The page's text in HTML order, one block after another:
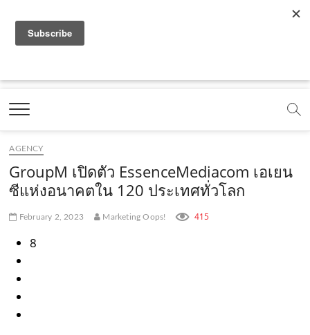
a
e
b
o
o
k
o
t
b
.
x
.
c
e
m
t
g
a
t
k
c
Marketing Oops!
DIGITAL | CREATIVE | ADVERTISING | CAMPAIGN |
AGENCY
GroupM เปิดตัว EssenceMediacom เอเยน
ซีแห่งอนาคตใน 120 ประเทศทั่วโลก
February 2, 2023 Marketing Oops! 415
8